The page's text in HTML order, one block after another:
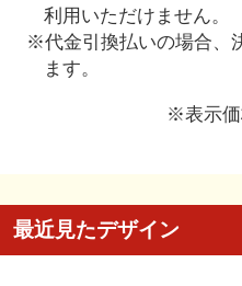
利用いただけません。
※代金引換払いの場合、
ます。
※表示価
最近見たデザイン